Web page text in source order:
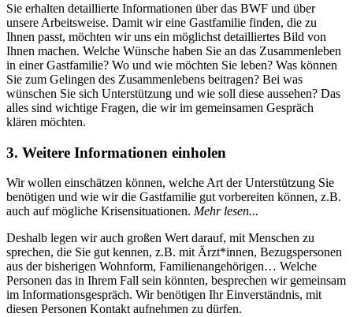
Sie erhalten detaillierte Informationen über das BWF und über
unsere Arbeitsweise. Damit wir eine Gastfamilie finden, die zu
Ihnen passt, möchten wir uns ein möglichst detailliertes Bild von
Ihnen machen. Welche Wünsche haben Sie an das Zusammenleben
in einer Gastfamilie? Wo und wie möchten Sie leben? Was können
Sie zum Gelingen des Zusammenlebens beitragen? Bei was
wünschen Sie sich Unterstützung und wie soll diese aussehen? Das
alles sind wichtige Fragen, die wir im gemeinsamen Gespräch
klären möchten.
3. Weitere Informationen einholen
Wir wollen einschätzen können, welche Art der Unterstützung Sie
benötigen und wie wir die Gastfamilie gut vorbereiten können, z.B.
auch auf mögliche Krisensituationen. Mehr lesen...
Deshalb legen wir auch großen Wert darauf, mit Menschen zu
sprechen, die Sie gut kennen, z.B. mit Ärzt*innen, Bezugspersonen
aus der bisherigen Wohnform, Familienangehörigen… Welche
Personen das in Ihrem Fall sein könnten, besprechen wir gemeinsam
im Informationsgespräch. Wir benötigen Ihr Einverständnis, mit
diesen Personen Kontakt aufnehmen zu dürfen.